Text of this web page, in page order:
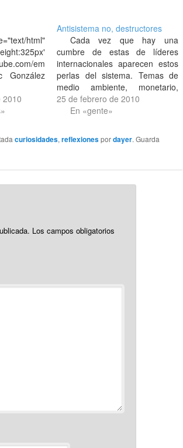
html"
embed/lZRyH9qvJCw"]
González
2010
Antisistema no, destructores
Cada vez que hay una
cumbre de estas de líderes
internacionales aparecen estos
perlas del sistema. Temas de
medio ambiente, monetario,
armamentístico,.. A ellos eso es
lo que menos le importa, y su
bastante predecible y poco
antisistemática precisamente.
Apple,…
25 de febrero de 2010
En «gente»
curiosidades,reflexionespordayer. Guarda
Los campos obligatorios